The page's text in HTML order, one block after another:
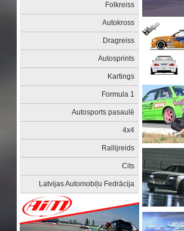
Folkreiss
Autokross
Dragreiss
Autosprints
Kartings
Formula 1
Autosports pasaulē
4x4
Rallijreids
Cits
Latvijas Automobiļu Fedrācija